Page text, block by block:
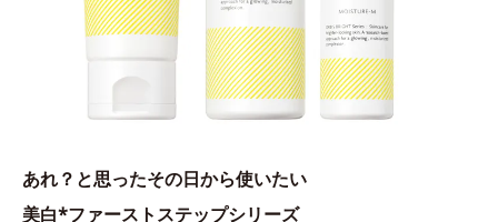
あれ？と思ったその日から使いたい
美白*ファーストステップシリーズ